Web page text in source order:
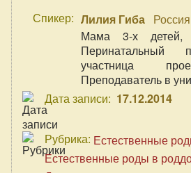
Спикер: Лилия Гиба
Мама 3-х детей,
Перинатальный
участница
Преподаватель в
Дата записи: 17.12.2014
Рубрика: Естественные
Естественные роды в